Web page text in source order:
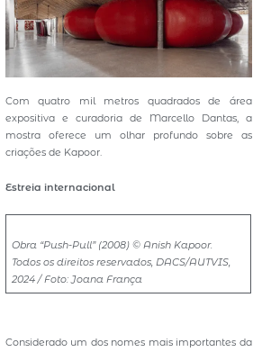
Com quatro mil metros quadrados de área
expositiva e curadoria de Marcello Dantas, a
mostra oferece um olhar profundo sobre as
criações de Kapoor.
Estreia internacional
Obra “Push-Pull” (2008) © Anish Kapoor.
Todos os direitos reservados, DACS/AUTVIS,
2024 / Foto: Joana França
Considerado um dos nomes mais importantes da